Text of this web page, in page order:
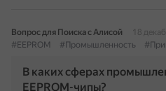
Вопрос для Поиска с Алисой
18
#EEPROM
#Промышленность
В каких сферах
EEPROM-чипы?